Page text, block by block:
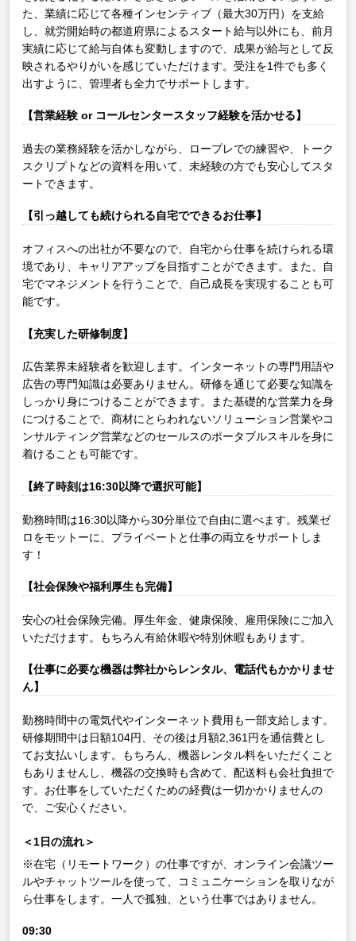
た、業績に応じて各種インセンティブ（最大30万円）を支給
し、就労開始時の都道府県によるスタート給与以外にも、前月
実績に応じて給与自体も変動しますので、成果が給与として反
映されるやりがいを感じていただけます。受注を1件でも多く
出すように、管理者も全力でサポートします。
【営業経験 or コールセンタースタッフ経験を活かせる】
過去の業務経験を活かしながら、ロープレでの練習や、トーク
スクリプトなどの資料を用いて、未経験の方でも安心してスタ
ートできます。
【引っ越しても続けられる自宅でできるお仕事】
オフィスへの出社が不要なので、自宅から仕事を続けられる環
境であり、キャリアアップを目指すことができます。また、自
宅でマネジメントを行うことで、自己成長を実現することも可
能です。
【充実した研修制度】
広告業界未経験者を歓迎します。インターネットの専門用語や
広告の専門知識は必要ありません。研修を通じて必要な知識を
しっかり身につけることができます。また基礎的な営業力を身
につけることで、商材にとらわれないソリューション営業やコ
ンサルティング営業などのセールスのポータブルスキルを身に
着けることも可能です。
【終了時刻は16:30以降で選択可能】
勤務時間は16:30以降から30分単位で自由に選べます。残業ゼ
ロをモットーに、プライベートと仕事の両立をサポートしま
す！
【社会保険や福利厚生も完備】
安心の社会保険完備。厚生年金、健康保険、雇用保険にご加入
いただけます。もちろん有給休暇や特別休暇もあります。
【仕事に必要な機器は弊社からレンタル、電話代もかかりませ
ん】
勤務時間中の電気代やインターネット費用も一部支給します。
研修期間中は日額104円、その後は月額2,361円を通信費とし
てお支払いします。もちろん、機器レンタル料をいただくこと
もありませんし、機器の交換時も含めて、配送料も会社負担で
す。お仕事をしていただくための経費は一切かかりませんの
で、ご安心ください。
＜1日の流れ＞
※在宅（リモートワーク）の仕事ですが、オンライン会議ツー
ルやチャットツールを使って、コミュニケーションを取りなが
ら仕事をします。一人で孤独、という仕事ではありません。
09:30